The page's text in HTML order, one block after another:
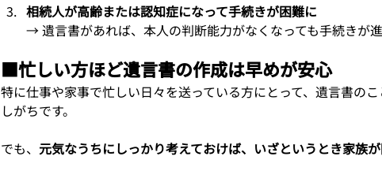
相続人が高齢または認知症になって手続きが困難に
→ 遺言書があれば、本人の判断能力がなくなっても手続きが進
■忙しい方ほど遺言書の作成は早めが安心
特に仕事や家事で忙しい日々を送っている方にとって、遺言書の
しがちです。
でも、 元気なうちにしっかり考えておけば、いざというとき家族が